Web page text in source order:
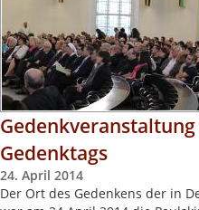
Gedenktags
24. April 2014
Der Ort des Gedenkens der in